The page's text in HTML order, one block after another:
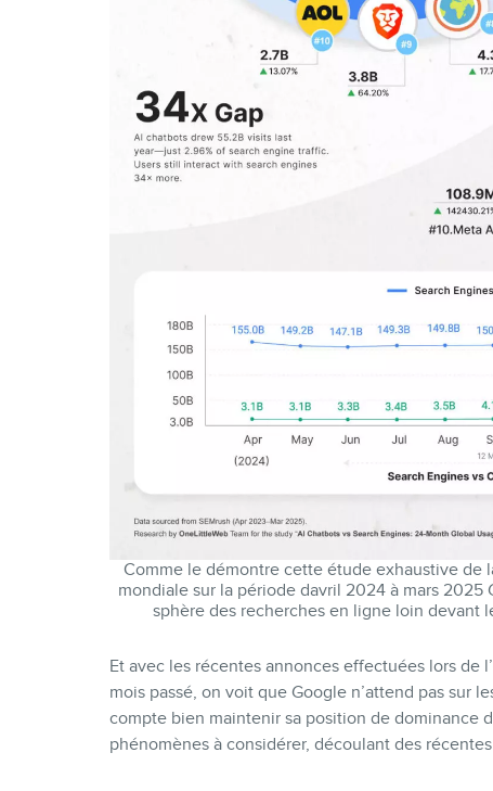
Comme le démontre cette étude exhaustive de
mondiale sur la période davril 2024 à mars
sphère des recherches en ligne loin devant
Et avec les récentes annonces effectuées lors de
mois passé, on voit que Google n’attend pas sur
compte bien maintenir sa position de dominance
phénomènes à considérer, découlant des